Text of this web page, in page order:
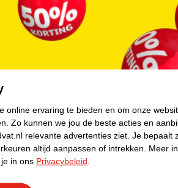
Kruidvat fotokiosk
In de winkel vind je een
geheugenkaartje, jouw
WeCycle
In deze Kruidvat vind je
apparaten. Deze kan je
online ervaring te bieden en om onze
Zo kunnen we jou de beste acties en
relevante advertenties ziet. Je bepaalt
altijd aanpassen of intrekken.
Meer
in ons Privacybeleid